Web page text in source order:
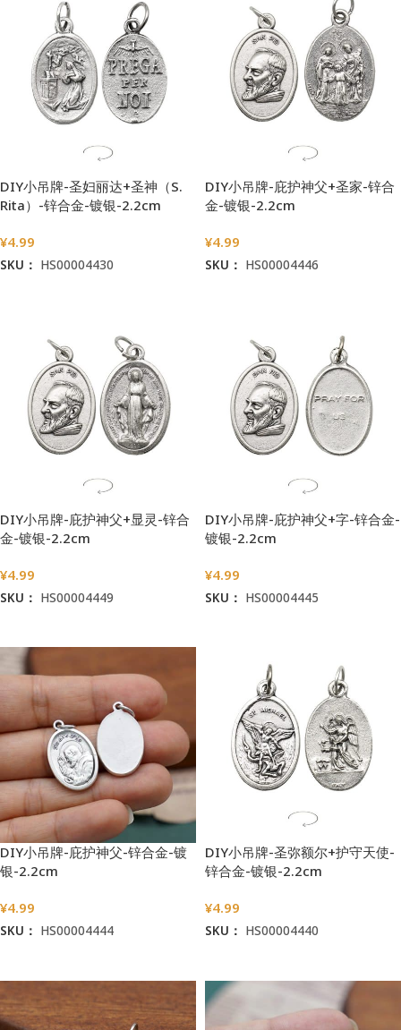
DIY小吊牌-圣妇丽达+圣神（S.
Rita）-锌合金-镀银-2.2cm
¥4.99
SKU： HS00004430
DIY小吊牌-庇护神父+圣家-锌合
金-镀银-2.2cm
¥4.99
SKU： HS00004446
DIY小吊牌-庇护神父+显灵-锌合
金-镀银-2.2cm
¥4.99
SKU： HS00004449
DIY小吊牌-庇护神父+字-锌合金-
镀银-2.2cm
¥4.99
SKU： HS00004445
DIY小吊牌-庇护神父-锌合金-镀
银-2.2cm
¥4.99
SKU： HS00004444
DIY小吊牌-圣弥额尔+护守天使-
锌合金-镀银-2.2cm
¥4.99
SKU： HS00004440